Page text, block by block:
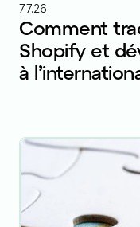
7.7.26
Comment
Shopify et
à